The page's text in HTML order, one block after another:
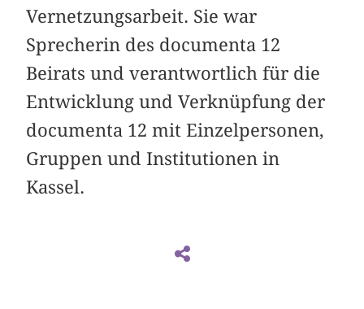
Vernetzungsarbeit. Sie war
Sprecherin des documenta 12
Beirats und verantwortlich für die
Entwicklung und Verknüpfung der
documenta 12 mit Einzelpersonen,
Gruppen und Institutionen in
Kassel.